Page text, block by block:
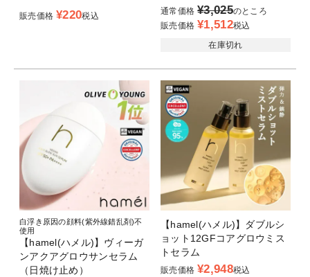
販売価格 ¥220税込 通常価格 ¥3,025のところ
販売価格 ¥1,512税込
在庫切れ
白浮き原因の顔料(紫外線錯乱剤)不
使用
【hamel(ハメル)】ヴィーガ
ンアクアグロウサンセラム
（日焼け止め）
【hamel(ハメル)】ダブルシ
ョット12GFコアグロウミス
トセラム
販売価格 ¥2,948税込